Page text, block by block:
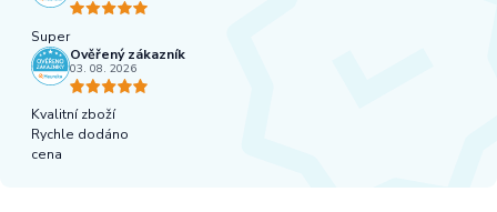
Super
Ověřený zákazník
03. 08. 2026
Kvalitní zboží
Rychle dodáno
cena